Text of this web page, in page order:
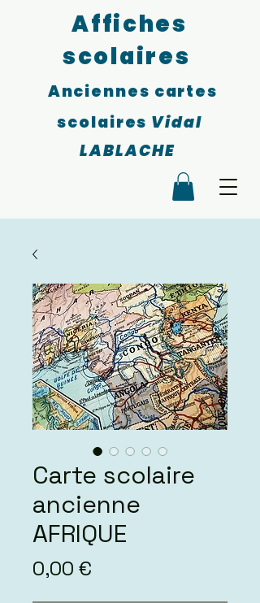
Affiches
scolaires
Anciennes cartes
scolaires Vidal
LABLACHE
Carte scolaire
ancienne
AFRIQUE
0,00 €